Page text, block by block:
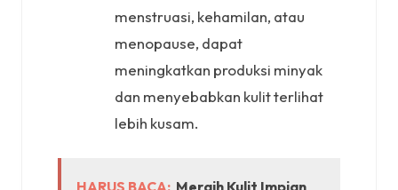
menstruasi, kehamilan, atau
menopause, dapat
meningkatkan produksi minyak
dan menyebabkan kulit terlihat
lebih kusam.
HARUS BACA: Meraih Kulit Impian